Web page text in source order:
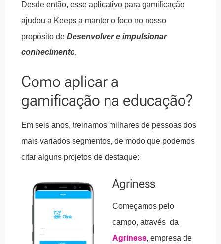
Desde então, esse aplicativo para gamificação
ajudou a Keeps a manter o foco no nosso
propósito de Desenvolver e impulsionar
conhecimento.
Como aplicar a
gamificação na educação?
Em seis anos, treinamos milhares de pessoas dos
mais variados segmentos, de modo que podemos
citar alguns projetos de destaque:
Agriness
Começamos pelo
campo, através da
Agriness, empresa de